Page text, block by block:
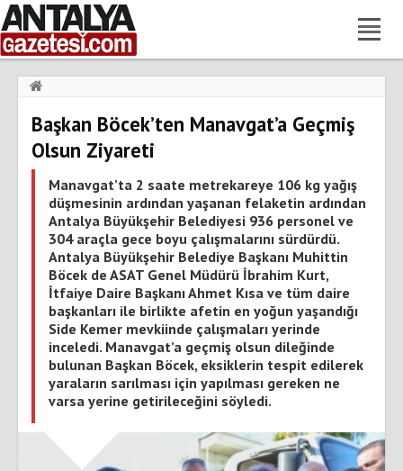
Başkan Böcek’ten Manavgat’a Geçmiş Olsun Ziyareti
Başkan Böcek’ten Manavgat’a Geçmiş
Olsun Ziyareti
Manavgat’ta 2 saate metrekareye 106 kg yağış
düşmesinin ardından yaşanan felaketin ardından
Antalya Büyükşehir Belediyesi 936 personel ve
304 araçla gece boyu çalışmalarını sürdürdü.
Antalya Büyükşehir Belediye Başkanı Muhittin
Böcek de ASAT Genel Müdürü İbrahim Kurt,
İtfaiye Daire Başkanı Ahmet Kısa ve tüm daire
başkanları ile birlikte afetin en yoğun yaşandığı
Side Kemer mevkiinde çalışmaları yerinde
inceledi. Manavgat’a geçmiş olsun dileğinde
bulunan Başkan Böcek, eksiklerin tespit edilerek
yaraların sarılması için yapılması gereken ne
varsa yerine getirileceğini söyledi.